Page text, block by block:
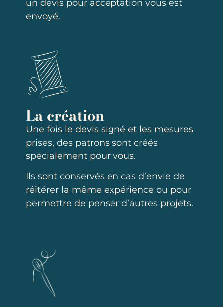
un devis pour acceptation vous est
envoyé.
La création
Une fois le devis signé et les mesures
prises, des patrons sont créés
spécialement pour vous.
Ils sont conservés en cas d’envie de
réitérer la même expérience ou pour
permettre de penser d’autres projets.